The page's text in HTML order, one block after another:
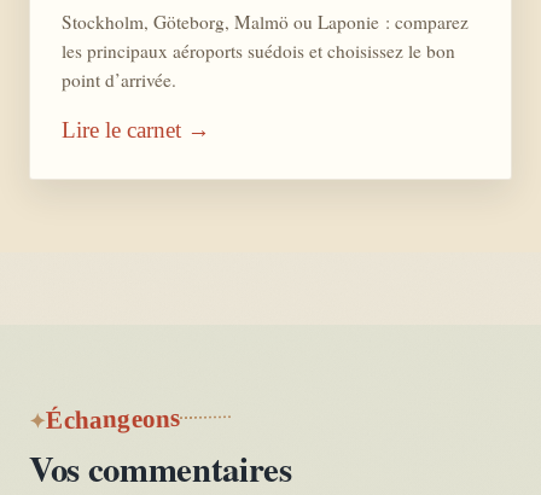
Stockholm, Göteborg, Malmö ou Laponie : comparez
les principaux aéroports suédois et choisissez le bon
point d’arrivée.
Lire le carnet →
Échangeons
Vos commentaires